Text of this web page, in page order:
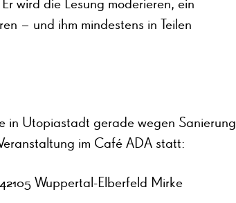
– und ihm mindestens in Teilen
in Utopiastadt gerade wegen Sanierung
im Café ADA statt:
Wuppertal-Elberfeld Mirke